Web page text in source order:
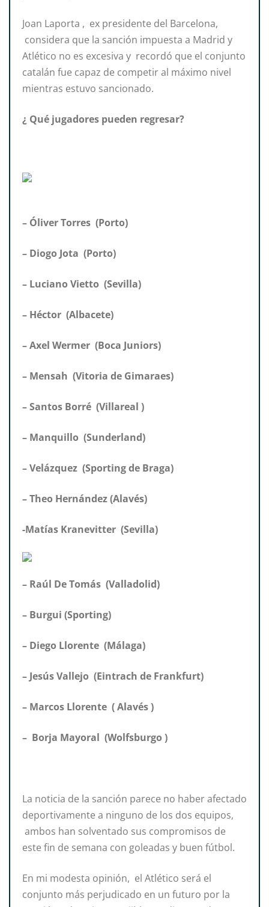
Joan Laporta , ex presidente del Barcelona,
considera que la sanción impuesta a Madrid y
Atlético no es excesiva y recordó que el conjunto
catalán fue capaz de competir al máximo nivel
mientras estuvo sancionado.
¿ Qué jugadores pueden regresar?
– Óliver Torres (Porto)
– Diogo Jota (Porto)
– Luciano Vietto (Sevilla)
– Héctor (Albacete)
– Axel Wermer (Boca Juniors)
– Mensah (Vitoria de Gimaraes)
– Santos Borré (Villareal )
– Manquillo (Sunderland)
– Velázquez (Sporting de Braga)
– Theo Hernández (Alavés)
-Matías Kranevitter (Sevilla)
– Raúl De Tomás (Valladolid)
– Burgui (Sporting)
– Diego Llorente (Málaga)
– Jesús Vallejo (Eintrach de Frankfurt)
– Marcos Llorente ( Alavés )
– Borja Mayoral (Wolfsburgo )
La noticia de la sanción parece no haber afectado
deportivamente a ninguno de los dos equipos,
ambos han solventado sus compromisos de
este fin de semana con goleadas y buen fútbol.
En mi modesta opinión, el Atlético será el
conjunto más perjudicado en un futuro por la